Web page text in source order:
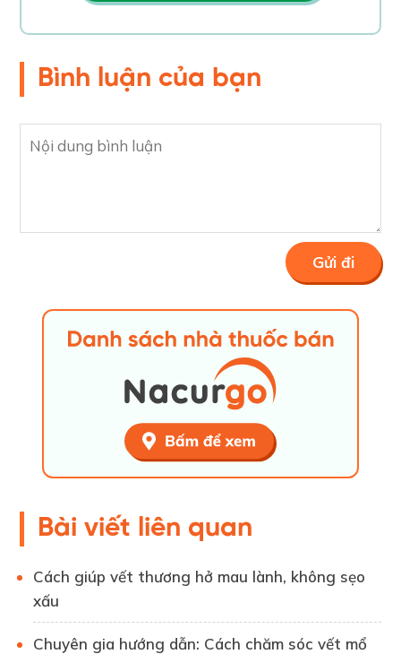
Bình luận của bạn
Bài viết liên quan
Cách giúp vết thương hở mau lành, không sẹo
xấu
Chuyên gia hướng dẫn: Cách chăm sóc vết mổ